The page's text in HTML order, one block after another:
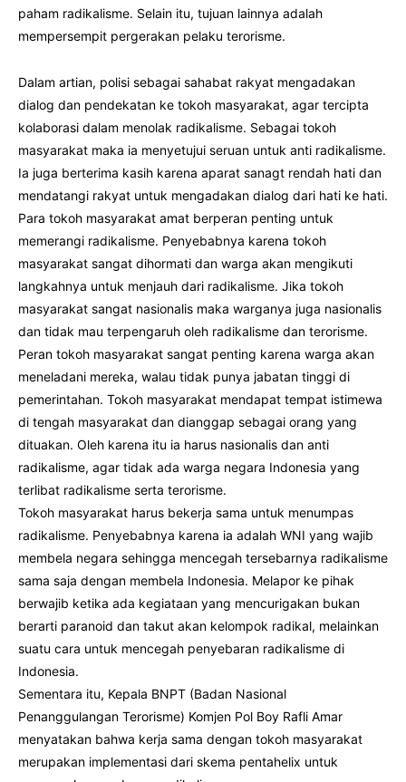
paham radikalisme. Selain itu, tujuan lainnya adalah
mempersempit pergerakan pelaku terorisme.
Dalam artian, polisi sebagai sahabat rakyat mengadakan
dialog dan pendekatan ke tokoh masyarakat, agar tercipta
kolaborasi dalam menolak radikalisme. Sebagai tokoh
masyarakat maka ia menyetujui seruan untuk anti radikalisme.
Ia juga berterima kasih karena aparat sanagt rendah hati dan
mendatangi rakyat untuk mengadakan dialog dari hati ke hati.
Para tokoh masyarakat amat berperan penting untuk
memerangi radikalisme. Penyebabnya karena tokoh
masyarakat sangat dihormati dan warga akan mengikuti
langkahnya untuk menjauh dari radikalisme. Jika tokoh
masyarakat sangat nasionalis maka warganya juga nasionalis
dan tidak mau terpengaruh oleh radikalisme dan terorisme.
Peran tokoh masyarakat sangat penting karena warga akan
meneladani mereka, walau tidak punya jabatan tinggi di
pemerintahan. Tokoh masyarakat mendapat tempat istimewa
di tengah masyarakat dan dianggap sebagai orang yang
dituakan. Oleh karena itu ia harus nasionalis dan anti
radikalisme, agar tidak ada warga negara Indonesia yang
terlibat radikalisme serta terorisme.
Tokoh masyarakat harus bekerja sama untuk menumpas
radikalisme. Penyebabnya karena ia adalah WNI yang wajib
membela negara sehingga mencegah tersebarnya radikalisme
sama saja dengan membela Indonesia. Melapor ke pihak
berwajib ketika ada kegiataan yang mencurigakan bukan
berarti paranoid dan takut akan kelompok radikal, melainkan
suatu cara untuk mencegah penyebaran radikalisme di
Indonesia.
Sementara itu, Kepala BNPT (Badan Nasional
Penanggulangan Terorisme) Komjen Pol Boy Rafli Amar
menyatakan bahwa kerja sama dengan tokoh masyarakat
merupakan implementasi dari skema pentahelix untuk